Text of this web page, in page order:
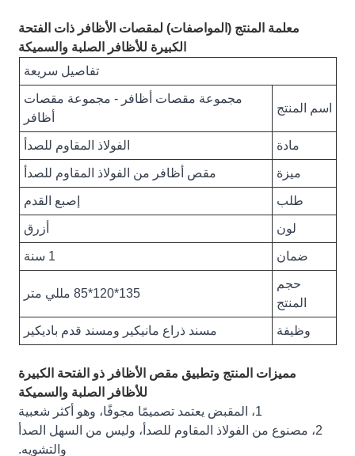
معلمة المنتج (المواصفات) لمقصات الأظافر ذات الفتحة
الكبيرة للأظافر الصلبة والسميكة
تفاصيل سريعة
اسم المنتج
مجموعة مقصات أظافر - مجموعة مقصات
أظافر
مادة الفولاذ المقاوم للصدأ
ميزة مقص أظافر من الفولاذ المقاوم للصدأ
طلب إصبع القدم
لون أزرق
ضمان 1 سنة
حجم
المنتج
135*120*85 مللي متر
وظيفة مسند ذراع مانيكير ومسند قدم باديكير
مميزات المنتج وتطبيق مقص الأظافر ذو الفتحة الكبيرة
للأظافر الصلبة والسميكة
1، المقبض يعتمد تصميمًا مجوفًا، وهو أكثر شعبية
2، مصنوع من الفولاذ المقاوم للصدأ، وليس من السهل الصدأ
والتشويه.